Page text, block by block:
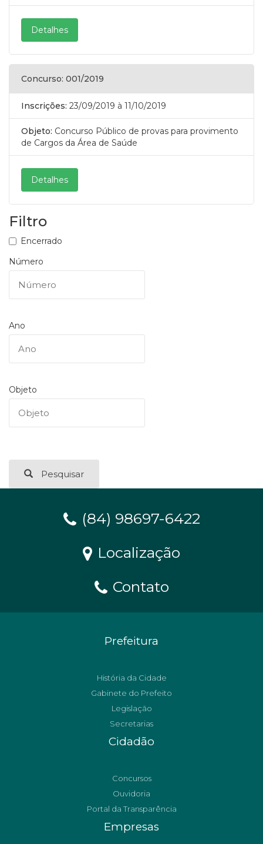
Detalhes
Concurso: 001/2019
Inscrições: 23/09/2019 à 11/10/2019
Objeto: Concurso Público de provas para provimento
de Cargos da Área de Saúde
Detalhes
Filtro
Encerrado
Número
Ano
Objeto
Pesquisar
(84) 98697-6422
Localização
Contato
Prefeitura
História da Cidade
Gabinete do Prefeito
Legislação
Secretarias
Cidadão
Concursos
Ouvidoria
Portal da Transparência
Empresas